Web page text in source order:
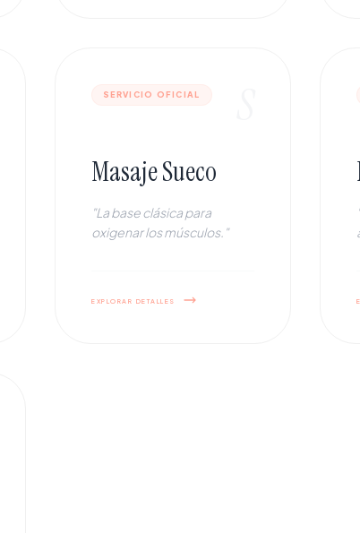
SERVICIO OFICIAL
Masaje Sueco
"La base clásica para
oxigenar los músculos."
explorar detalles